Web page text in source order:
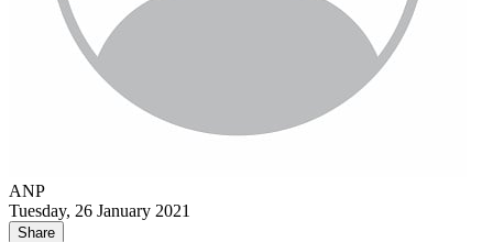
ANP
Tuesday, 26 January 2021
Share